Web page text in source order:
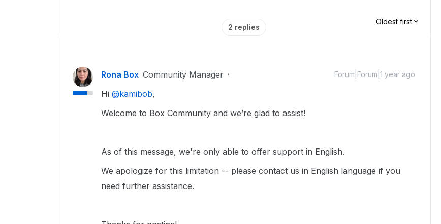
2 replies
Oldest first
Rona Box Community Manager Forum|Forum|1 year ago
Hi ​ @kamibob,
Welcome to Box Community and we’re glad to assist!
As of this message, we're only able to offer support in English.
We apologize for this limitation -- please contact us in English language if you
need further assistance.